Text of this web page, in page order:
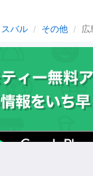
スバル その他 広